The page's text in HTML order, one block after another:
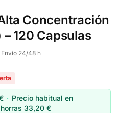
Concentración
120 Capsulas
24/48 h
· Precio habitual en
33,20 €